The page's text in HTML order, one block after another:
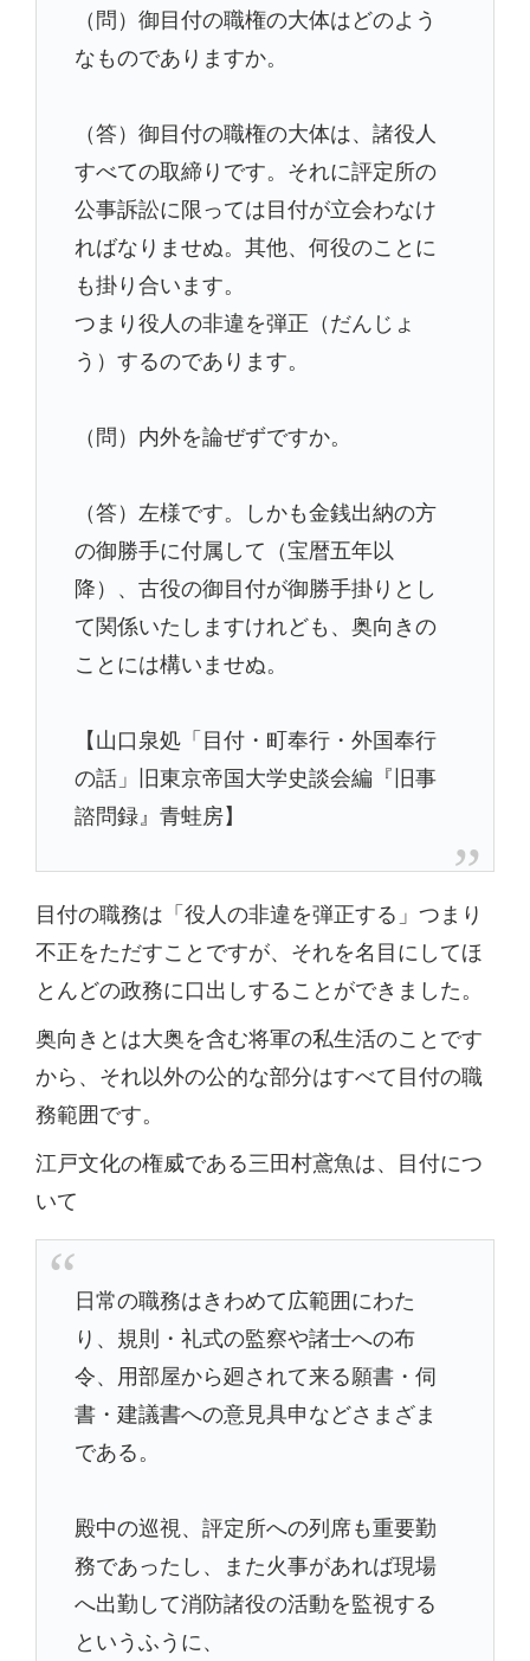
（問）御目付の職権の大体はどのよう
なものでありますか。
（答）御目付の職権の大体は、諸役人
すべての取締りです。それに評定所の
公事訴訟に限っては目付が立会わなけ
ればなりませぬ。其他、何役のことに
も掛り合います。
つまり役人の非違を弾正（だんじょ
う）するのであります。
（問）内外を論ぜずですか。
（答）左様です。しかも金銭出納の方
の御勝手に付属して（宝暦五年以
降）、古役の御目付が御勝手掛りとし
て関係いたしますけれども、奥向きの
ことには構いませぬ。
【山口泉処「目付・町奉行・外国奉行
の話」旧東京帝国大学史談会編『旧事
諮問録』青蛙房】
目付の職務は「役人の非違を弾正する」つまり
不正をただすことですが、それを名目にしてほ
とんどの政務に口出しすることができました。
奥向きとは大奥を含む将軍の私生活のことです
から、それ以外の公的な部分はすべて目付の職
務範囲です。
江戸文化の権威である三田村鳶魚は、目付につ
いて
日常の職務はきわめて広範囲にわた
り、規則・礼式の監察や諸士への布
令、用部屋から廻されて来る願書・伺
書・建議書への意見具申などさまざま
である。
殿中の巡視、評定所への列席も重要勤
務であったし、また火事があれば現場
へ出勤して消防諸役の活動を監視する
というふうに、